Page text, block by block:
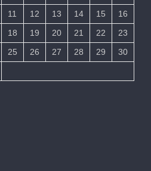
11 12 13 14 15
16
18 19 20 21 22
23
25 26 27 28 29
30